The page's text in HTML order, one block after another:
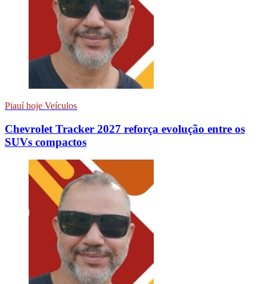
Piauí hoje Veículos
Chevrolet Tracker 2027 reforça evolução entre os
SUVs compactos